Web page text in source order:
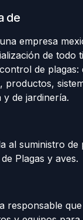
de
empresa
de todo
de plagas:
productos,
y de jardinería.
al suministro
Plagas y aves.
responsable